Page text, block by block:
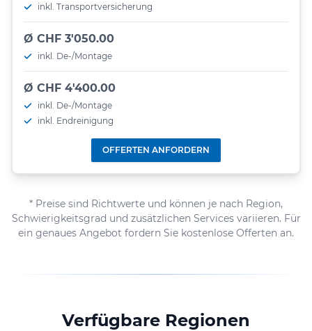
inkl. Transportversicherung
Ø CHF 3'050.00
inkl. De-/Montage
Ø CHF 4'400.00
inkl. De-/Montage
inkl. Endreinigung
OFFERTEN ANFORDERN
* Preise sind Richtwerte und können je nach Region,
Schwierigkeitsgrad und zusätzlichen Services variieren. Für
ein genaues Angebot fordern Sie kostenlose Offerten an.
Verfügbare Regionen